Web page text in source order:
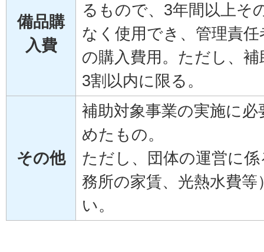
備品購
入費
るもので、3年間以上そ
なく使用でき、管理責
の購入費用。ただし、
3割以内に限る。
その他
補助対象事業の実施に
めたもの。
ただし、団体の運営に
務所の家賃、光熱水費
い。